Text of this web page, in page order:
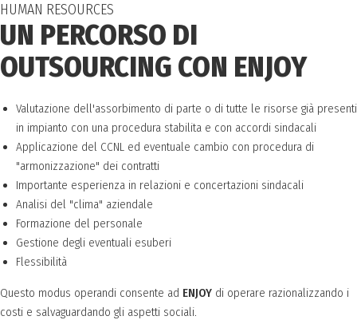
HUMAN RESOURCES
UN PERCORSO DI
OUTSOURCING CON ENJOY
Valutazione dell'assorbimento di parte o di tutte le risorse già presenti
in impianto con una procedura stabilita e con accordi sindacali
Applicazione del CCNL ed eventuale cambio con procedura di
"armonizzazione" dei contratti
Importante esperienza in relazioni e concertazioni sindacali
Analisi del "clima" aziendale
Formazione del personale
Gestione degli eventuali esuberi
Flessibilità
Questo modus operandi consente ad ENJOY di operare razionalizzando i
costi e salvaguardando gli aspetti sociali.